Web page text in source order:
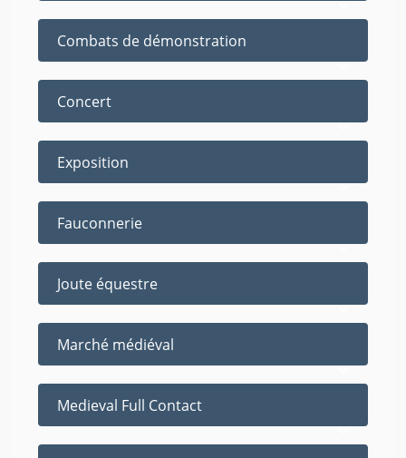
Combats de démonstration
Concert
Exposition
Fauconnerie
Joute équestre
Marché médiéval
Medieval Full Contact